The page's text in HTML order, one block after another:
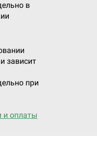
в
зависит
при
и оплаты